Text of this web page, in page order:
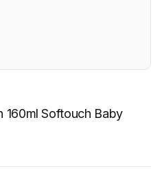
160ml Softouch Baby